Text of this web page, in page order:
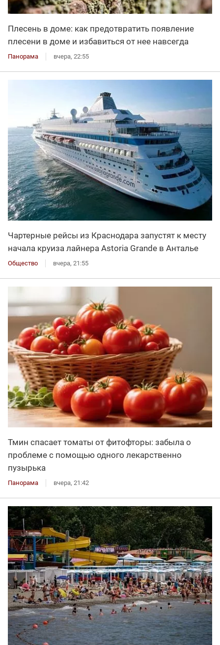
Плесень в доме: как предотвратить появление
плесени в доме и избавиться от нее навсегда
Панорама вчера, 22:55
Чартерные рейсы из Краснодара запустят к месту
начала круиза лайнера Astoria Grande в Анталье
Общество вчера, 21:55
Тмин спасает томаты от фитофторы: забыла о
проблеме с помощью одного лекарственно
пузырька
Панорама вчера, 21:42